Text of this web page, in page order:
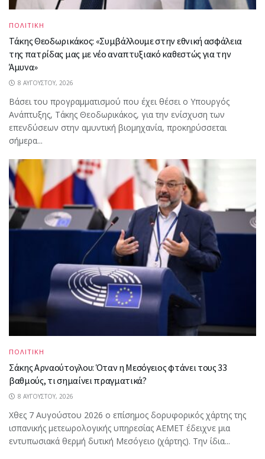
ΠΟΛΙΤΙΚΗ
Τάκης Θεοδωρικάκος: «Συμβάλλουμε στην εθνική ασφάλεια
της πατρίδας μας με νέο αναπτυξιακό καθεστώς για την
Άμυνα»
8 ΑΥΓΟΎΣΤΟΥ, 2026
Βάσει του προγραμματισμού που έχει θέσει ο Υπουργός
Ανάπτυξης, Τάκης Θεοδωρικάκος, για την ενίσχυση των
επενδύσεων στην αμυντική βιομηχανία, προκηρύσσεται
σήμερα...
ΠΟΛΙΤΙΚΗ
Σάκης Αρναούτογλου: Όταν η Μεσόγειος φτάνει τους 33
βαθμούς, τι σημαίνει πραγματικά?
8 ΑΥΓΟΎΣΤΟΥ, 2026
Χθες 7 Αυγούστου 2026 ο επίσημος δορυφορικός χάρτης της
ισπανικής μετεωρολογικής υπηρεσίας AEMET έδειχνε μια
εντυπωσιακά θερμή δυτική Μεσόγειο (χάρτης). Την ίδια...